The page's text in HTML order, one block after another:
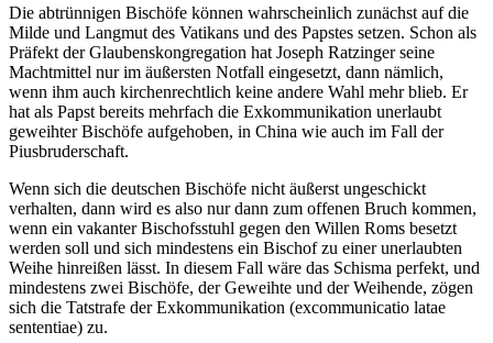
Die abtrünnigen Bischöfe können wahrscheinlich zunächst auf die
Milde und Langmut des Vatikans und des Papstes setzen. Schon als
Präfekt der Glaubenskongregation hat Joseph Ratzinger seine
Machtmittel nur im äußersten Notfall eingesetzt, dann nämlich,
wenn ihm auch kirchenrechtlich keine andere Wahl mehr blieb. Er
hat als Papst bereits mehrfach die Exkommunikation unerlaubt
geweihter Bischöfe aufgehoben, in China wie auch im Fall der
Piusbruderschaft.
Wenn sich die deutschen Bischöfe nicht äußerst ungeschickt
verhalten, dann wird es also nur dann zum offenen Bruch kommen,
wenn ein vakanter Bischofsstuhl gegen den Willen Roms besetzt
werden soll und sich mindestens ein Bischof zu einer unerlaubten
Weihe hinreißen lässt. In diesem Fall wäre das Schisma perfekt, und
mindestens zwei Bischöfe, der Geweihte und der Weihende, zögen
sich die Tatstrafe der Exkommunikation (excommunicatio latae
sententiae) zu.